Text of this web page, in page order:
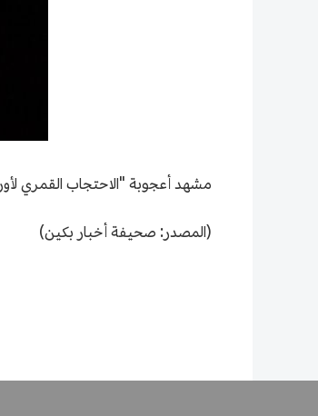
مشهد أعجوبة "الاحتجاب القمري
(المصدر: صحيفة أخبار بكين)